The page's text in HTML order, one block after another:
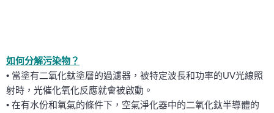
如何分解污染物？
• 當塗有二氧化鈦塗層的過濾器，被特定波長和功率的UV光線照
射時，光催化氧化反應就會被啟動。
• 在有水份和氧氣的條件下，空氣淨化器中的二氧化鈦半導體的